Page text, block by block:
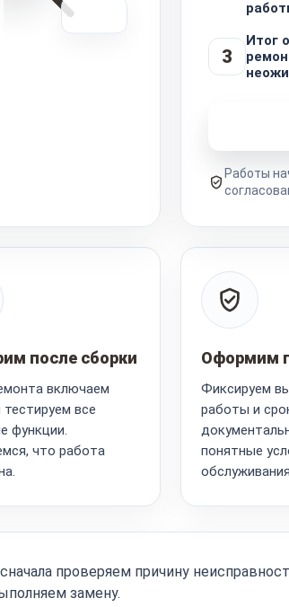
3
Итог
Работы
после сборки
включаем
тестируем все
функции.
что работа
Оформим
Фиксируем
работы и
понятные
обслуживания.
сначала проверяем причину
замену.